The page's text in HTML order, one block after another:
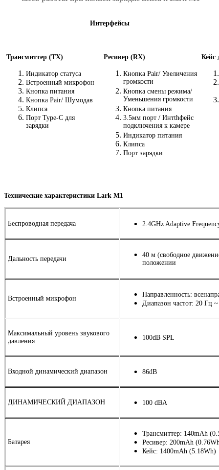
Интерфейсы
Трансмиттер (ТХ)
Индикатор статуса
Встроенный микрофон
Кнопка питания
Кнопка Pair/ Шумодав
Клипса
Порт Type-C для
зарядки
Ресивер (RX)
Кнопка Pair/ Увеличения
громкости
Кнопка смены режима/
Уменьшения громкости
Кнопка питания
3.5мм порт / Интthфейс
подключения к камере
Индикатор питания
Клипса
Порт зарядки
Кейс
Технические характеристики Lark M1
Беспроводная передача 2.4GHz Adaptive
Дальность передачи
40 м (свободное
положении
Встроенный микрофон
Направленность:
Диапазон частот: 20 Гц
Максимальный уровень звукового
давления
100dB SPL
Входной динамический диапазон 86dB
ДИНАМИЧЕСКИЙ ДИАПАЗОН 100 dBA
Батарея
Трансмиттер: 140mAh (
Ресивер: 200mAh (
Кейс: 1400mAh (5.18Wh)